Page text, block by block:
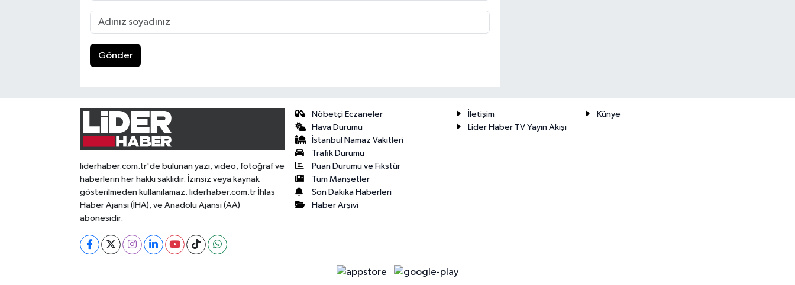
Gönder
liderhaber.com.tr'de bulunan yazı, video, fotoğraf ve
haberlerin her hakkı saklıdır. İzinsiz veya kaynak
gösterilmeden kullanılamaz. liderhaber.com.tr İhlas
Haber Ajansı (İHA), ve Anadolu Ajansı (AA)
abonesidir.
Nöbetçi Eczaneler
Hava Durumu
İstanbul Namaz Vakitleri
Trafik Durumu
Puan Durumu ve Fikstür
Tüm Manşetler
Son Dakika Haberleri
Haber Arşivi
İletişim
Künye
Lider Haber TV Yayın Akışı